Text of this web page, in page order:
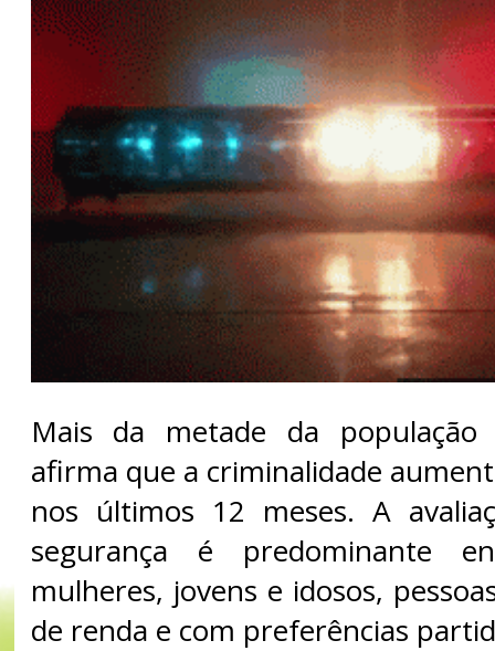
Mais da metade da população
afirma que a criminalidade
nos últimos 12 meses. A
segurança é predominante
mulheres, jovens e idosos,
de renda e com preferências